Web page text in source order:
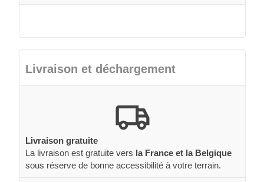
Livraison et déchargement
Livraison gratuite
La livraison est gratuite vers la France et la Belgique
sous réserve de bonne accessibilité à votre terrain.